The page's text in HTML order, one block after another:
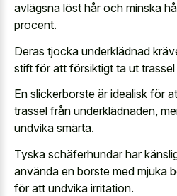
avlägsna löst hår och minska
procent.
Deras tjocka underklädnad
stift för att försiktigt ta ut
En slickerborste är idealisk för
trassel från underklädnaden,
undvika smärta.
Tyska schäferhundar har
använda en borste med mjuka
för att undvika irritation.